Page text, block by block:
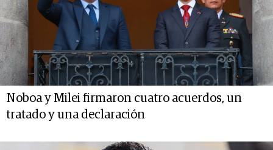
Noboa y Milei firmaron cuatro acuerdos, un
tratado y una declaración